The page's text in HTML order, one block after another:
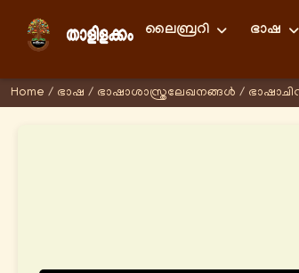
ലൈബ്രറി ഭാഷ
Home / ഭാഷ / ഭാഷാശാസ്ത്രലേഖനങ്ങള്‍ /